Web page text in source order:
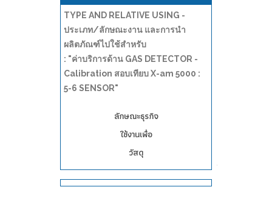
TYPE AND RELATIVE USING -
ประเภท/ลักษณะงาน และการนำ
ผลิตภัณฑ์ไปใช้สำหรับ
: "ค่าบริการด้าน GAS DETECTOR -
Calibration สอบเทียบ X-am 5000 :
5-6 SENSOR"
ลักษณะธุรกิจ
ใช้งานเพื่อ
วัสดุ